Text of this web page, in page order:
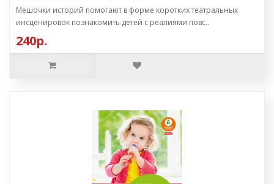
Мешочки историй помогают в форме коротких театральных
инсценировок познакомить детей с реалиями повс..
240р.